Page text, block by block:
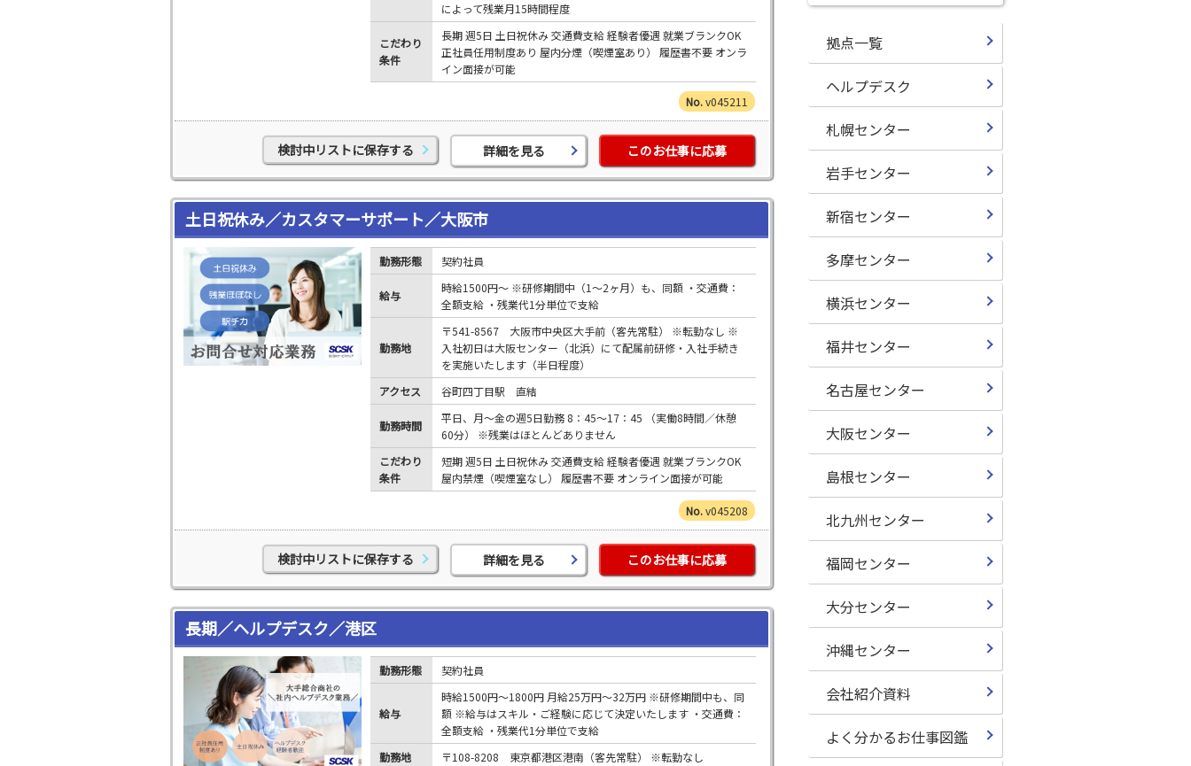
によって残業月15時間程度
こだわり
条件
長期 週5日 土日祝休み 交通費支給 経験者優遇 就業ブランクOK
正社員任用制度あり 屋内分煙（喫煙室あり） 履歴書不要 オンラ
イン面接が可能
v045211
検討中リストに保存する 詳細を見る このお仕事に応募
土日祝休み／カスタマーサポート／大阪市
勤務形態 契約社員
給与
時給1500円～ ※研修期間中（1～2ヶ月）も、同額 ・交通費：
全額支給 ・残業代1分単位で支給
勤務地
〒541-8567 大阪市中央区大手前（客先常駐） ※転勤なし ※
入社初日は大阪センター（北浜）にて配属前研修・入社手続き
を実施いたします（半日程度）
アクセス
谷町四丁目駅 直結
勤務時間
平日、月～金の週5日勤務 8：45～17：45 （実働8時間／休憩
60分） ※残業はほとんどありません
こだわり
条件
短期 週5日 土日祝休み 交通費支給 経験者優遇 就業ブランクOK
屋内禁煙（喫煙室なし） 履歴書不要 オンライン面接が可能
v045208
検討中リストに保存する 詳細を見る このお仕事に応募
長期／ヘルプデスク／港区
勤務形態 契約社員
給与
時給1500円～1800円 月給25万円～32万円 ※研修期間中も、同
額 ※給与はスキル・ご経験に応じて決定いたします ・交通費：
全額支給 ・残業代1分単位で支給
勤務地
〒108-8208 東京都港区港南（客先常駐） ※転勤なし
拠点一覧
ヘルプデスク
札幌センター
岩手センター
新宿センター
多摩センター
横浜センター
福井センター
名古屋センター
大阪センター
島根センター
北九州センター
福岡センター
大分センター
沖縄センター
会社紹介資料
よく分かるお仕事図鑑